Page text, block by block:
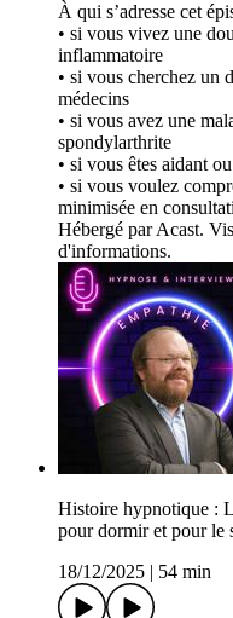
À qui s’adresse cet
• si vous vivez une
inflammatoire
• si vous cherchez un
médecins
• si vous avez une
spondylarthrite
• si vous êtes aidant
• si vous voulez
minimisée en
Hébergé par Acast.
d'informations.
Histoire hypnotique :
pour dormir et pour le
18/12/2025
54 min